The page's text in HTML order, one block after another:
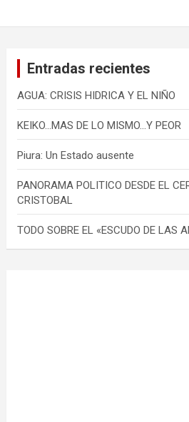
Entradas recientes
AGUA: CRISIS HIDRICA Y EL NIÑO
KEIKO…MAS DE LO MISMO…Y PEOR
Piura: Un Estado ausente
PANORAMA POLITICO DESDE EL
CRISTOBAL
TODO SOBRE EL «ESCUDO DE LAS